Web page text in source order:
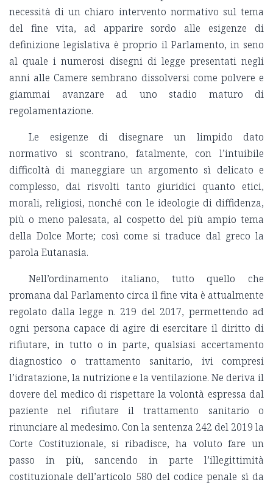
necessità di un chiaro intervento normativo sul tema
del fine vita, ad apparire sordo alle esigenze di
definizione legislativa è proprio il Parlamento, in seno
al quale i numerosi disegni di legge presentati negli
anni alle Camere sembrano dissolversi come polvere e
giammai avanzare ad uno stadio maturo di
regolamentazione.
Le esigenze di disegnare un limpido dato
normativo si scontrano, fatalmente, con l’intuibile
difficoltà di maneggiare un argomento sì delicato e
complesso, dai risvolti tanto giuridici quanto etici,
morali, religiosi, nonché con le ideologie di diffidenza,
più o meno palesata, al cospetto del più ampio tema
della Dolce Morte; così come si traduce dal greco la
parola Eutanasia.
Nell’ordinamento italiano, tutto quello che
promana dal Parlamento circa il fine vita è attualmente
regolato dalla legge n. 219 del 2017, permettendo ad
ogni persona capace di agire di esercitare il diritto di
rifiutare, in tutto o in parte, qualsiasi accertamento
diagnostico o trattamento sanitario, ivi compresi
l’idratazione, la nutrizione e la ventilazione. Ne deriva il
dovere del medico di rispettare la volontà espressa dal
paziente nel rifiutare il trattamento sanitario o
rinunciare al medesimo. Con la sentenza 242 del 2019 la
Corte Costituzionale, si ribadisce, ha voluto fare un
passo in più, sancendo in parte l’illegittimità
costituzionale dell’articolo 580 del codice penale sì da